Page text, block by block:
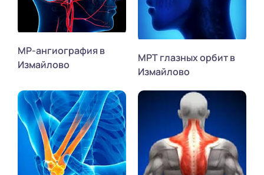
МР-ангиография в
Измайлово
МРТ глазных орбит в
Измайлово